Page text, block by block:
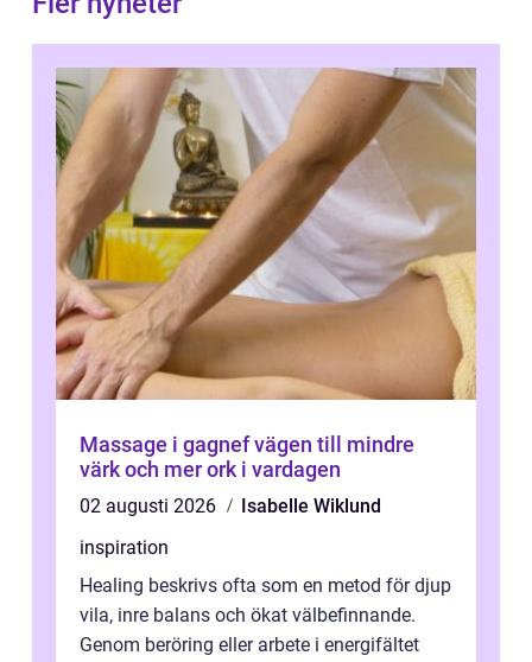
Massage i gagnef vägen till mindre
värk och mer ork i vardagen
02 augusti 2026
Isabelle Wiklund
inspiration
Healing beskrivs ofta som en metod för djup
vila, inre balans och ökat välbefinnande.
Genom beröring eller arbete i energifältet